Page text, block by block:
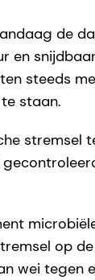
de
en
steeds
staan.
stremsel
op
wei tegen